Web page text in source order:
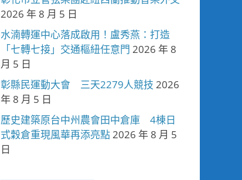
2026 年 8 月 5 日
水湳轉運中心落成啟用！盧秀燕：打造
「七轉七接」交通樞紐任意門 2026 年 8
月 5 日
彰縣民運動大會 三天2279人競技 2026
年 8 月 5 日
歷史建築原台中州農會田中倉庫 4棟日
式穀倉重現風華再添亮點2026 年 8 月 5
日